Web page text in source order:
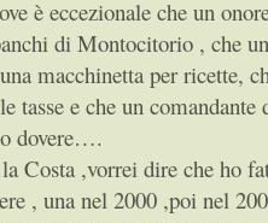
è eccezionale che un
di Montocitorio , che
macchinetta per ricette,
tasse e che un comandante
dovere….
Costa ,vorrei dire che ho
, una nel 2000 ,poi nel